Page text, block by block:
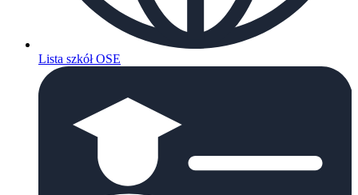
Lista szkół OSE